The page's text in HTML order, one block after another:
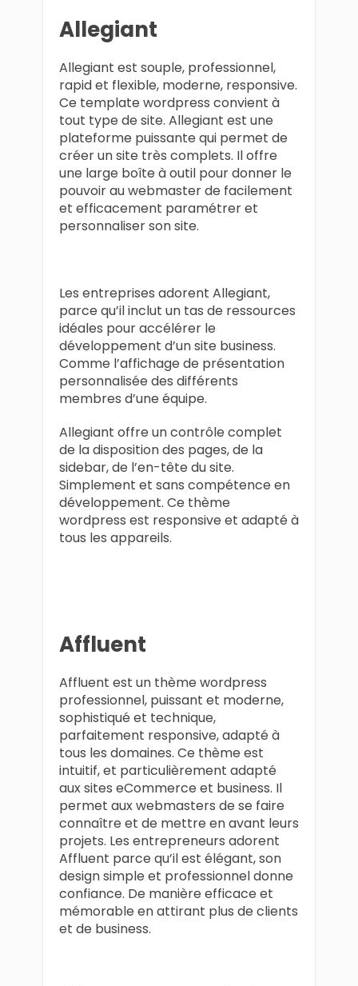
Allegiant
Allegiant est souple, professionnel,
rapid et flexible, moderne, responsive.
Ce template wordpress convient à
tout type de site. Allegiant est une
plateforme puissante qui permet de
créer un site très complets. Il offre
une large boîte à outil pour donner le
pouvoir au webmaster de facilement
et efficacement paramétrer et
personnaliser son site.
Les entreprises adorent Allegiant,
parce qu’il inclut un tas de ressources
idéales pour accélérer le
développement d’un site business.
Comme l’affichage de présentation
personnalisée des différents
membres d’une équipe.
Allegiant offre un contrôle complet
de la disposition des pages, de la
sidebar, de l’en-tête du site.
Simplement et sans compétence en
développement. Ce thème
wordpress est responsive et adapté à
tous les appareils.
Affluent
Affluent est un thème wordpress
professionnel, puissant et moderne,
sophistiqué et technique,
parfaitement responsive, adapté à
tous les domaines. Ce thème est
intuitif, et particulièrement adapté
aux sites eCommerce et business. Il
permet aux webmasters de se faire
connaître et de mettre en avant leurs
projets. Les entrepreneurs adorent
Affluent parce qu’il est élégant, son
design simple et professionnel donne
confiance. De manière efficace et
mémorable en attirant plus de clients
et de business.